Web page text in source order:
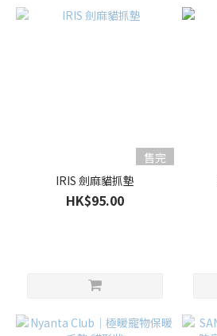
售完
IRIS 劍麻貓抓墊
HK$95.00